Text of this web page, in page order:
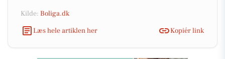
Kilde: Boliga.dk
Læs hele artiklen her
Kopiér link